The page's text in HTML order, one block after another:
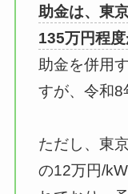
助金は、東
135万円程
助金を併用
すが、令和8
ただし、東
の12万円/